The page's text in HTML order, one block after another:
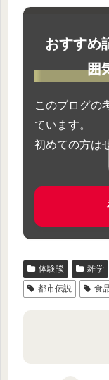
おすすめ
囲
このブログの
ています。
初めての方は
体験談 雑学
都市伝説
食